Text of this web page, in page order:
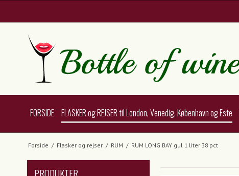
FORSIDE FLASKER og REJSER til London, Venedig, København og Este
Forside / Flasker og rejser / RUM / RUM LONG BAY gul 1 liter 38 pct